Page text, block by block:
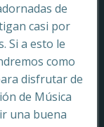
de
casi por
Si a esto le
como
disfrutar de
de Música
una buena